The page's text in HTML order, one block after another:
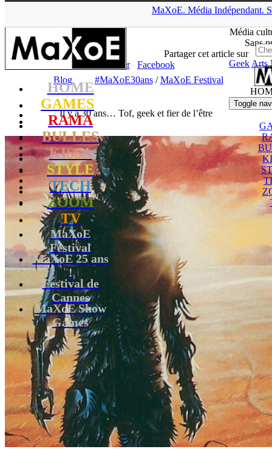
MaXoE. Média Indépendant.
HOME
GAMES
RAMA
BULLES
KISSA
STYLE
TECH
ZOOM
TV
MaXoE
Festival
MaXoE 25 ans
!
Festival de
Cannes
MaXoE Show
Games
Média
Sans
Geek Arts
Toggle
tof- 05.07.26, 18:38
Partager cet article sur
X/Twitter
Facebook
Blog
#MaXoE30ans/MaXoE Festival
Il y a 30 ans… Tof, geek et fier de l’être